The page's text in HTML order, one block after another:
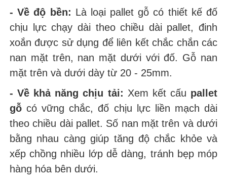
- Về độ bền: Là loại pallet gỗ có thiết kế đố
chịu lực chạy dài theo chiều dài pallet, đinh
xoắn được sử dụng để liên kết chắc chắn các
nan mặt trên, nan mặt dưới với đố. Gỗ nan
mặt trên và dưới dày từ 20 - 25mm.
- Về khả năng chịu tải: Xem kết cấu pallet
gỗcó vững chắc, đố chịu lực liền mạch dài
theo chiều dài pallet. Số nan mặt trên và dưới
bằng nhau càng giúp tăng độ chắc khỏe và
xếp chồng nhiều lớp dễ dàng, tránh bẹp móp
hàng hóa bên dưới.